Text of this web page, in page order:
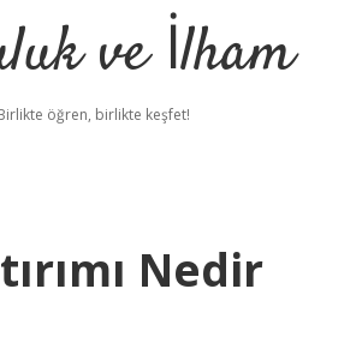
ve İlham
öğren, birlikte keşfet!
Nedir